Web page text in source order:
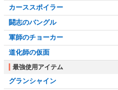
カーススポイラー
闘志のバングル
軍師のチョーカー
道化師の仮面
最強使用アイテム
グランシャイン